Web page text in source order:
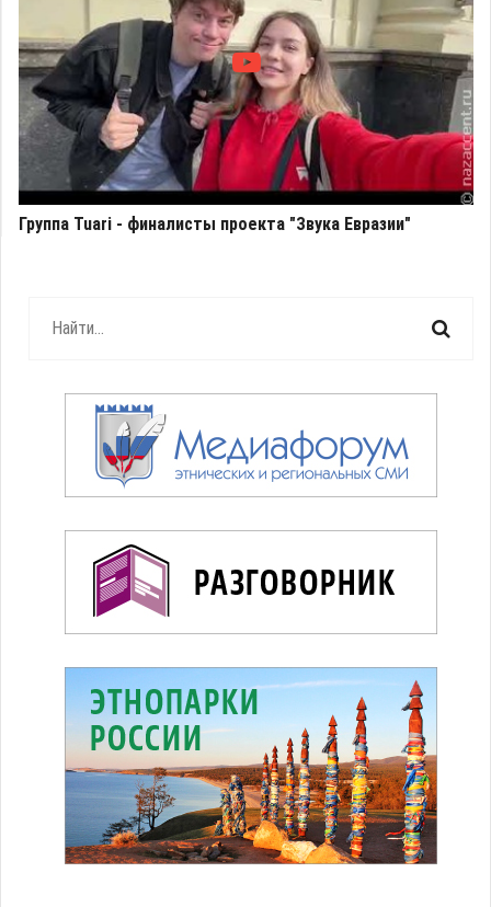
Группа Tuari - финалисты проекта "Звука Евразии"